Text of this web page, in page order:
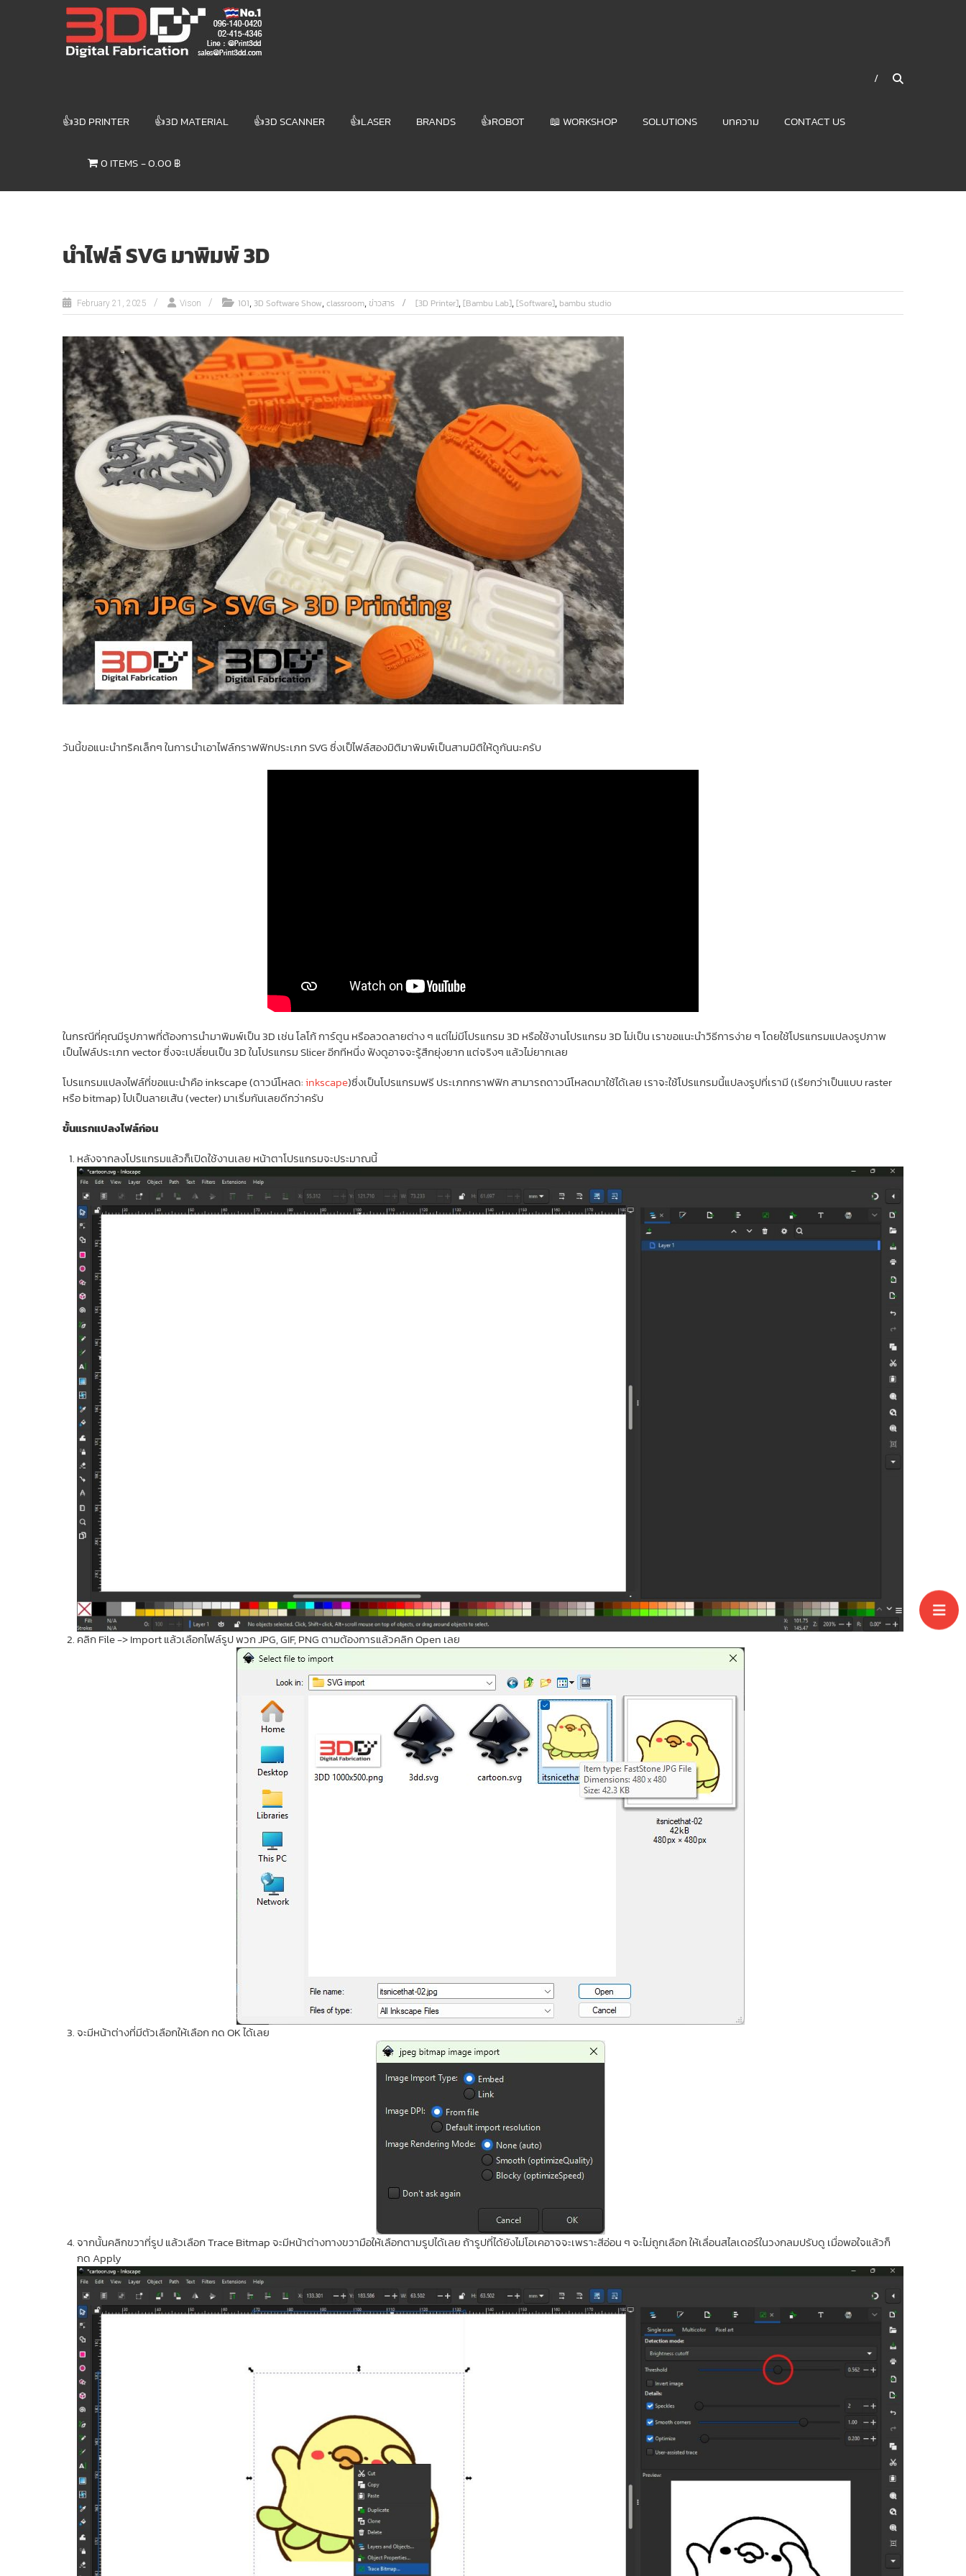
3DD DIGITAL
FABRICATION
3D Printer |
👍3D PRINTER 👍3D MATERIAL 👍3D SCANNER 👍LASER BRANDS 👍ROBOT 📖 WORKSHOP SOLUTIONS บทความ CONTACT US
0 ITEMS 0.00 ฿
นำไฟล์ SVG มาพิมพ์ 3D
February 21, 2025 Vison 101,3D Software Show,classroom,ข่าวสาร [3D Printer],[Bambu Lab],[Software], bambu studio
วันนี้ขอแนะนำทริคเล็กๆ ในการนำเอาไฟล์กราฟฟิกประเภท SVG ซึ่งเป็ไฟล์สองมิติมาพิมพ์เป็นสามมิติให้ดูกันนะครับ
ในกรณีที่คุณมีรูปภาพที่ต้องการนำมาพิมพ์เป็น 3D เช่น โลโก้ การ์ตูน หรือลวดลายต่าง ๆ แต่ไม่มีโปรแกรม 3D หรือใช้งานโปรแกรม 3D ไม่เป็น เราขอแนะนำวิธีการง่าย ๆ โดยใช้โปรแกรมแปลงรูปภาพ
เป็นไฟล์ประเภท vector ซึ่งจะเปลี่ยนเป็น 3D ในโปรแกรม Slicer อีกทีหนึ่ง ฟังดูอาจจะรู้สึกยุ่งยาก แต่จริงๆ แล้วไม่ยากเลย
โปรแกรมแปลงไฟล์ที่ขอแนะนำคือ inkscape (ดาวน์โหลด:inkscape)ซึ่งเป็นโปรแกรมฟรี ประเภทกราฟฟิก สามารถดาวน์โหลดมาใช้ได้เลย เราจะใช้โปรแกรมนี้แปลงรูปที่เรามี (เรียกว่าเป็นแบบ raster
หรือ bitmap) ไปเป็นลายเส้น (vecter) มาเริ่มกันเลยดีกว่าครับ
ขั้นแรกแปลงไฟล์ก่อน
หลังจากลงโปรแกรมแล้วก็เปิดใช้งานเลย หน้าตาโปรแกรมจะประมาณนี้
คลิก File -> Import แล้วเลือกไฟล์รูป พวก JPG, GIF, PNG ตามต้องการแล้วคลิก Open เลย
จะมีหน้าต่างที่มีตัวเลือกให้เลือก กด OK ได้เลย
จากนั้นคลิกขวาที่รูป แล้วเลือก Trace Bitmap จะมีหน้าต่างทางขวามือให้เลือกตามรูปได้เลย ถ้ารูปที่ได้ยังไม่โอเคอาจจะเพราะสีอ่อน ๆ จะไม่ถูกเลือก ให้เลื่อนสไลเดอร์ในวงกลมปรับดู เมื่อพอใจแล้วก็
กด Apply